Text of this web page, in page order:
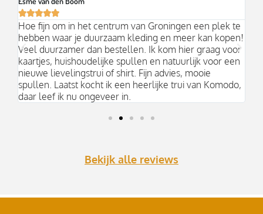

Hoe fijn om in het centrum van Groningen een plek te
hebben waar je duurzaam kleding en meer kan kopen!
Veel duurzamer dan bestellen. Ik kom hier graag voor
kaartjes, huishoudelijke spullen en natuurlijk voor een
nieuwe lievelingstrui of shirt. Fijn advies, mooie
spullen. Laatst kocht ik een heerlijke trui van Komodo,
daar leef ik nu ongeveer in.
Bekijk alle reviews